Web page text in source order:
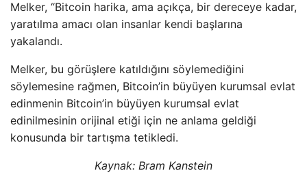
Melker, “Bitcoin harika, ama açıkça, bir dereceye kadar,
yaratılma amacı olan insanlar kendi başlarına
yakalandı.
Melker, bu görüşlere katıldığını söylemediğini
söylemesine rağmen, Bitcoin’in büyüyen kurumsal evlat
edinmenin Bitcoin’in büyüyen kurumsal evlat
edinilmesinin orijinal etiği için ne anlama geldiği
konusunda bir tartışma tetikledi.
Kaynak: Bram Kanstein